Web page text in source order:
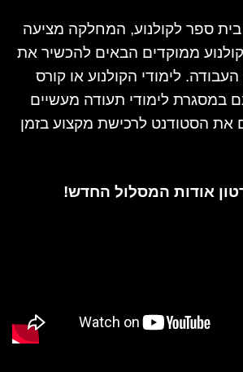
ספר לקולנוע, המחלקה מציעה
ממוקדים הבאים להכשיר את
לימודי הקולנוע או קורס
במסגרת לימודי תעודה מעשיים
את הסטודנט לרכישת מקצוע בזמן
אודות המסלול החדש!